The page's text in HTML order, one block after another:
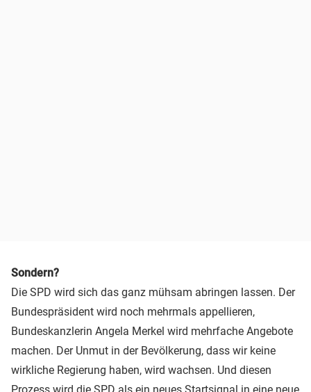
Sondern?
Die SPD wird sich das ganz mühsam abringen lassen. Der
Bundespräsident wird noch mehrmals appellieren,
Bundeskanzlerin Angela Merkel wird mehrfache Angebote
machen. Der Unmut in der Bevölkerung, dass wir keine
wirkliche Regierung haben, wird wachsen. Und diesen